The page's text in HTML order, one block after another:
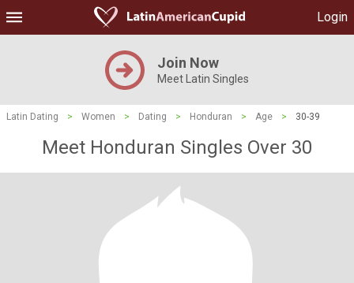
Login
Join Now
Meet Latin Singles
Latin Dating > Women > Dating > Honduran > Age > 30-39
Meet Honduran Singles Over 30